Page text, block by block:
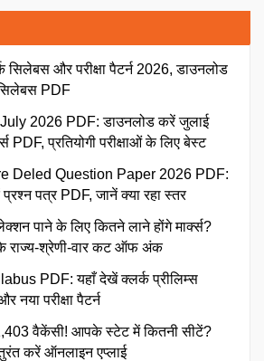
सिलेबस और परीक्षा पैटर्न 2026, डाउनलोड
PDF
2026 PDF: डाउनलोड करें जुलाई
प्रतियोगी परीक्षाओं के लिए बेस्ट
Deled Question Paper 2026 PDF:
पत्र PDF, जानें क्या रहा स्तर
पाने के लिए कितने लाने होंगे मार्क्स?
राज्य-श्रेणी-वार कट ऑफ अंक
PDF: यहाँ देखें क्लर्क प्रीलिम्स
परीक्षा पैटर्न
वैकेंसी! आपके स्टेट में कितनी सीटें?
करें ऑनलाइन एप्लाई